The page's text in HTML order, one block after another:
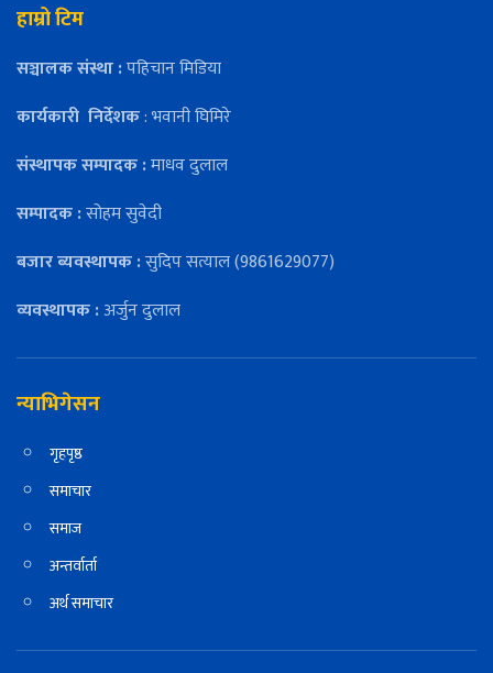
हाम्रो टिम
सञ्चालक संस्था :पहिचान मिडिया
कार्यकारी निर्देशक: भवानी घिमिरे
संस्थापक सम्पादक :माधव दुलाल
सम्पादक :सोहम सुवेदी
बजार ब्यवस्थापक :सुदिप सत्याल (9861629077)
व्यवस्थापक :अर्जुन दुलाल
न्याभिगेसन
गृहपृष्ठ
समाचार
समाज
अन्तर्वार्ता
अर्थ समाचार